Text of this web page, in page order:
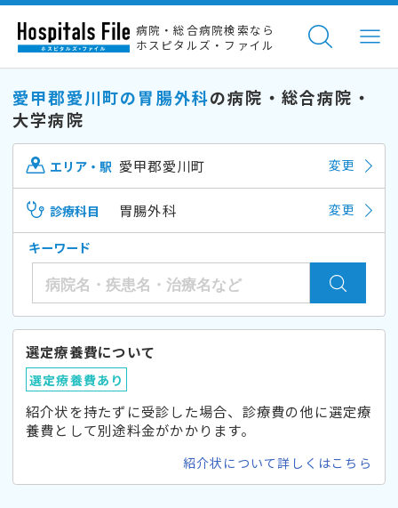
病院・総合病院検索なら
ホスピタルズ・ファイル
愛甲郡愛川町の胃腸外科の病院・総合病院・
大学病院
エリア・駅 愛甲郡愛川町 変更
診療科目 胃腸外科 変更
キーワード
選定療養費について
選定療養費あり
紹介状を持たずに受診した場合、診療費の他に選定療
養費として別途料金がかかります。
紹介状について詳しくはこちら